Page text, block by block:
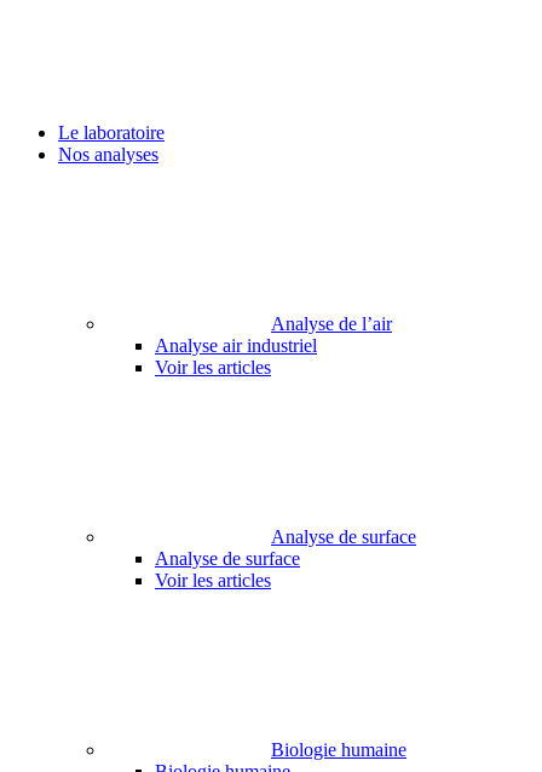
Le laboratoire
Nos analyses
Analyse de l’air
Analyse air industriel
Voir les articles
Analyse de surface
Analyse de surface
Voir les articles
Biologie humaine